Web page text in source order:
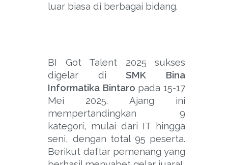
luar biasa di berbagai bidang.
BI Got Talent 2025 sukses
digelar diSMK Bina
Informatika Bintaro pada 15-17
Mei 2025. Ajang ini
mempertandingkan 9
kategori, mulai dari IT hingga
seni, dengan total 95 peserta.
Berikut daftar pemenang yang